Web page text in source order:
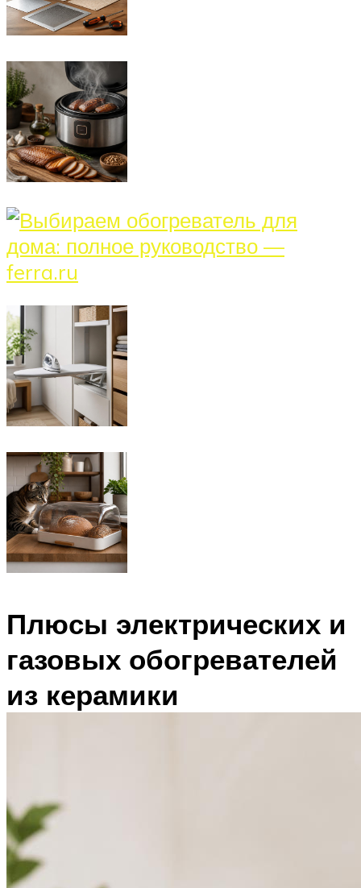
Плюсы электрических и
газовых обогревателей
из керамики